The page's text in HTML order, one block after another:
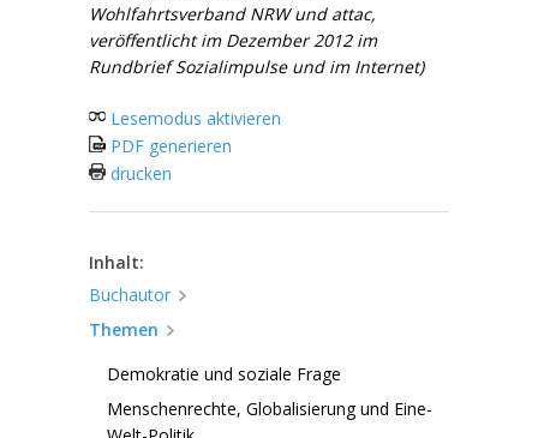
Wohlfahrtsverband NRW und attac,
veröffentlicht im Dezember 2012 im
Rundbrief Sozialimpulse und im Internet)
Lesemodus aktivieren
PDF generieren
drucken
Inhalt:
Buchautor
Themen
Demokratie und soziale Frage
Menschenrechte, Globalisierung und Eine-